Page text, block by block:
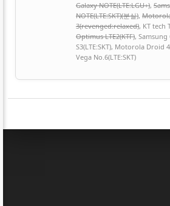
Galaxy NOTE(LTE:LGU+),
NOTE(LTE:SKT)(분실),
3(revenged:relaxed), KT tech
Optimus LTE2(KTF), Samsung
S3(LTE:SKT), Motorola Droid
Vega No.6(LTE:SKT)